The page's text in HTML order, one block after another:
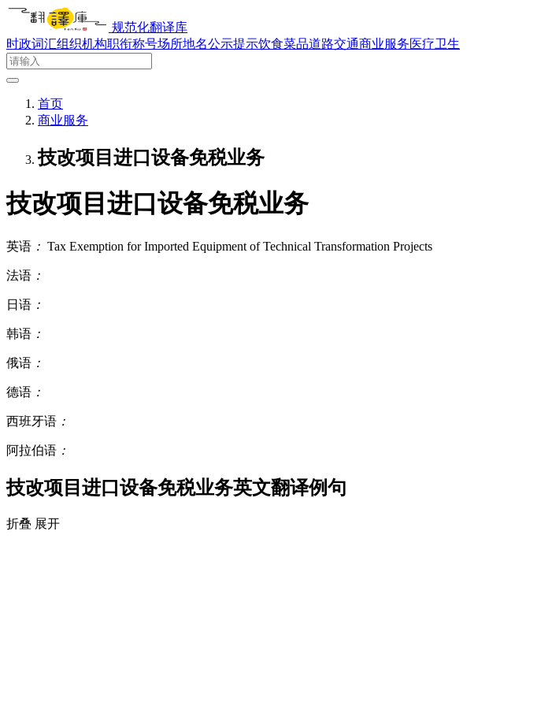
规范化翻译库
时政词汇组织机构职衔称号场所地名公示提示饮食菜品道路交通商业服务医疗卫生
首页
商业服务
技改项目进口设备免税业务
技改项目进口设备免税业务
英语 ： Tax Exemption for Imported Equipment of Technical Transformation Projects
法语 ：
日语 ：
韩语 ：
俄语 ：
德语 ：
西班牙语 ：
阿拉伯语 ：
技改项目进口设备免税业务英文翻译例句
折叠 展开